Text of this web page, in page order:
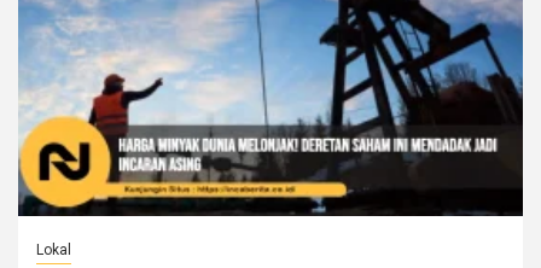
Lokal